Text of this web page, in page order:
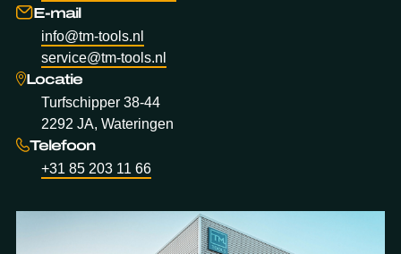
E-mail
info@tm-tools.nl
service@tm-tools.nl
Locatie
Turfschipper 38-44
2292 JA, Wateringen
Telefoon
+31 85 203 11 66